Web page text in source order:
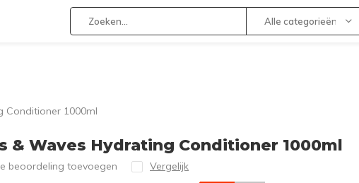
Alle categorieën
Conditioner 1000ml
& Waves Hydrating Conditioner 1000ml
beoordeling toevoegen Vergelijk